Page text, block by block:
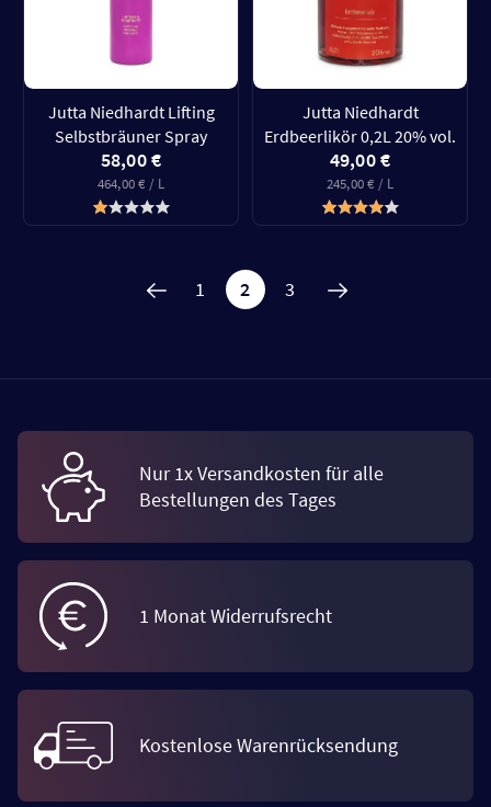
Jutta Niedhardt Lifting
Selbstbräuner Spray
58,00 €
464,00 € / L
Jutta Niedhardt
Erdbeerlikör 0,2L 20% vol.
49,00 €
245,00 € / L
1 2 3
Nur 1x Versandkosten für alle
Bestellungen des Tages
1 Monat Widerrufsrecht
Kostenlose Warenrücksendung